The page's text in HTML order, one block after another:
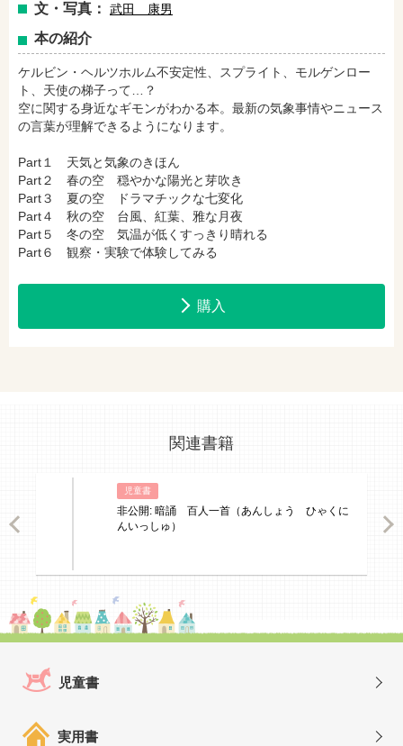
文・写真： 武田 康男
本の紹介
ケルビン・ヘルツホルム不安定性、スプライト、モルゲンロー
ト、天使の梯子って…？
空に関する身近なギモンがわかる本。最新の気象事情やニュース
の言葉が理解できるようになります。
Part１ 天気と気象のきほん
Part２ 春の空 穏やかな陽光と芽吹き
Part３ 夏の空 ドラマチックな七変化
Part４ 秋の空 台風、紅葉、雅な月夜
Part５ 冬の空 気温が低くすっきり晴れる
Part６ 観察・実験で体験してみる
購入
セブンネットショッピングで購入 紀伊國屋書店で購入
e-honで購入
hontoで購入
関連書籍
児童書
非公開: 暗誦 百人一首（あんしょう ひゃくに
んいっしゅ）
児童書
実用書